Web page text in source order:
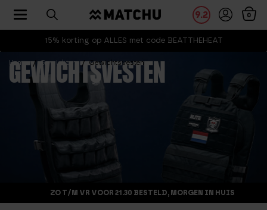
15% korting op ALLES met code BEATTHEHEAT
9.2 0
Toggle navigation
Home Gewichten Gewichtsvesten
GEWICHTSVESTEN
ZO T/M VR VOOR 21.30 BESTELD, MORGEN IN HUIS